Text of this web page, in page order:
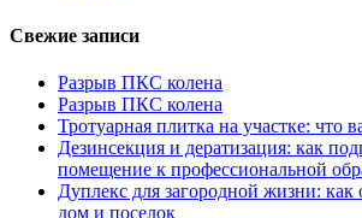
Свежие записи
Разрыв ПКС колена
Разрыв ПКС колена
Тротуарная плитка на участке: что
Дезинсекция и дератизация: как
помещение к профессиональной
Дуплекс для загородной жизни: как
дом и поселок